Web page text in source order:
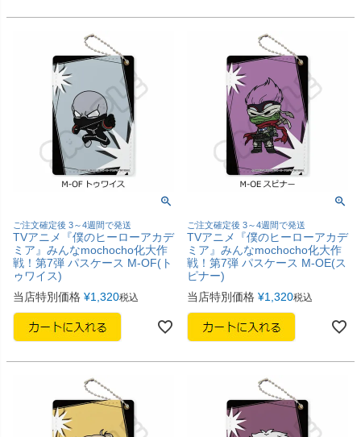
ご注文確定後 3～4週間で発送
TVアニメ『僕のヒーローアカデ
ミア』みんなmochocho化大作
戦！第7弾 パスケース M-OF(ト
ゥワイス)
当店特別価格 ¥1,320税込
ご注文確定後 3～4週間で発送
TVアニメ『僕のヒーローアカデ
ミア』みんなmochocho化大作
戦！第7弾 パスケース M-OE(ス
ピナー)
当店特別価格 ¥1,320税込